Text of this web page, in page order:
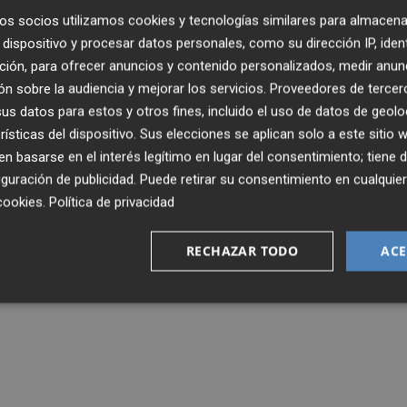
socios utilizamos cookies y tecnologías similares para
y procesar datos personales, como su dirección IP,
para ofrecer anuncios y contenido personalizados, medir
sobre la audiencia y mejorar los servicios. Proveedores de
datos para estos y otros fines, incluido el uso de datos de
del dispositivo. Sus elecciones se aplican solo a este sitio
basarse en el interés legítimo en lugar del consentimiento; tiene
de publicidad. Puede retirar su consentimiento en
. Política de privacidad
RECHAZAR TODO